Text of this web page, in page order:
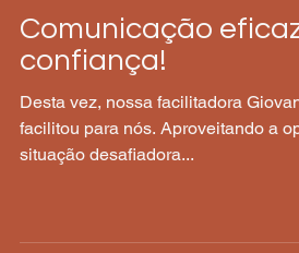
Comunicação
confiança!
Desta vez, nossa facilitadora
facilitou para nós. Aproveitando a
situação desafiadora...